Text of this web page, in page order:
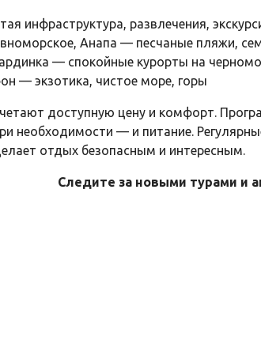
инфраструктура, развлечения,
Анапа — песчаные пляжи,
— спокойные курорты на
— экзотика, чистое море, горы
доступную цену и комфорт.
необходимости — и питание.
отдых безопасным и интересным.
Следите за новыми турами и